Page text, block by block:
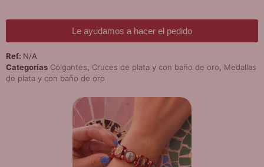
Le ayudamos a hacer el pedido
Ref: N/A
Categorías Colgantes Cruces de plata y con baño de oro
Medallas
de plata y con baño de oro